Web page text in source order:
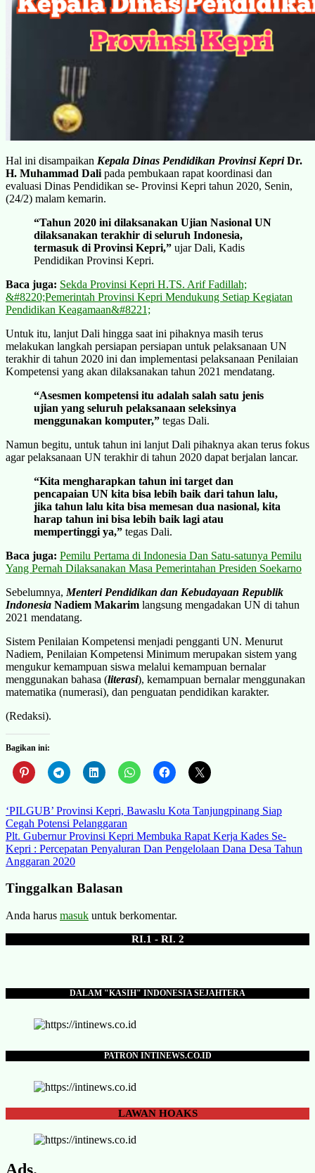
Hal ini disampaikan Kepala Dinas Pendidikan Provinsi Kepri Dr.
H. Muhammad Dali pada pembukaan rapat koordinasi dan
evaluasi Dinas Pendidikan se- Provinsi Kepri tahun 2020, Senin,
(24/2) malam kemarin.
“Tahun 2020 ini dilaksanakan Ujian Nasional UN
dilaksanakan terakhir di seluruh Indonesia,
termasuk di Provinsi Kepri,” ujar Dali, Kadis
Pendidikan Provinsi Kepri.
Baca juga: Sekda Provinsi Kepri H.TS. Arif Fadillah;
&#8220;Pemerintah Provinsi Kepri Mendukung Setiap Kegiatan
Pendidikan Keagamaan&#8221;
Untuk itu, lanjut Dali hingga saat ini pihaknya masih terus
melakukan langkah persiapan persiapan untuk pelaksanaan UN
terakhir di tahun 2020 ini dan implementasi pelaksanaan Penilaian
Kompetensi yang akan dilaksanakan tahun 2021 mendatang.
“Asesmen kompetensi itu adalah salah satu jenis
ujian yang seluruh pelaksanaan seleksinya
menggunakan komputer,” tegas Dali.
Namun begitu, untuk tahun ini lanjut Dali pihaknya akan terus fokus
agar pelaksanaan UN terakhir di tahun 2020 dapat berjalan lancar.
“Kita mengharapkan tahun ini target dan
pencapaian UN kita bisa lebih baik dari tahun lalu,
jika tahun lalu kita bisa memesan dua nasional, kita
harap tahun ini bisa lebih baik lagi atau
mempertinggi ya,” tegas Dali.
Baca juga: Pemilu Pertama di Indonesia Dan Satu-satunya Pemilu
Yang Pernah Dilaksanakan Masa Pemerintahan Presiden Soekarno
Sebelumnya, Menteri Pendidikan dan Kebudayaan Republik
Indonesia Nadiem Makarim langsung mengadakan UN di tahun
2021 mendatang.
Sistem Penilaian Kompetensi menjadi pengganti UN. Menurut
Nadiem, Penilaian Kompetensi Minimum merupakan sistem yang
mengukur kemampuan siswa melalui kemampuan bernalar
menggunakan bahasa (literasi), kemampuan bernalar menggunakan
matematika (numerasi), dan penguatan pendidikan karakter.
(Redaksi).
Bagikan ini:
Navigasi
pos
‘PILGUB’ Provinsi Kepri, Bawaslu Kota Tanjungpinang Siap
Cegah Potensi Pelanggaran
Plt. Gubernur Provinsi Kepri Membuka Rapat Kerja Kades Se-
Kepri : Percepatan Penyaluran Dan Pengelolaan Dana Desa Tahun
Anggaran 2020
Tinggalkan Balasan
Anda harus masuk untuk berkomentar.
RI.1 - RI. 2
DALAM "KASIH" INDONESIA SEJAHTERA
PATRON INTINEWS.CO.ID
LAWANHOAKS
Ads.